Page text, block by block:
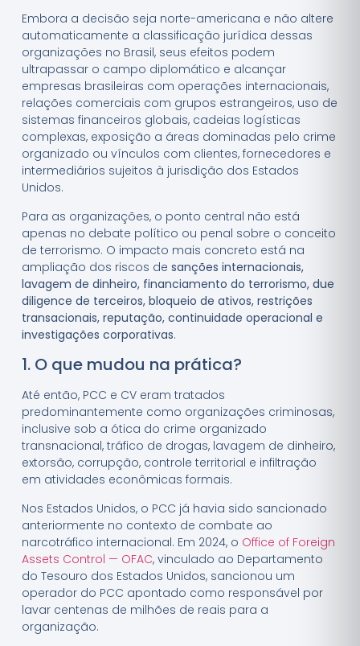
Embora a decisão seja norte-americana e não altere
automaticamente a classificação jurídica dessas
organizações no Brasil, seus efeitos podem
ultrapassar o campo diplomático e alcançar
empresas brasileiras com operações internacionais,
relações comerciais com grupos estrangeiros, uso de
sistemas financeiros globais, cadeias logísticas
complexas, exposição a áreas dominadas pelo crime
organizado ou vínculos com clientes, fornecedores e
intermediários sujeitos à jurisdição dos Estados
Unidos.
Para as organizações, o ponto central não está
apenas no debate político ou penal sobre o conceito
de terrorismo. O impacto mais concreto está na
ampliação dos riscos de sanções internacionais,
lavagem de dinheiro, financiamento do terrorismo, due
diligence de terceiros, bloqueio de ativos, restrições
transacionais, reputação, continuidade operacional e
investigações corporativas.
1. O que mudou na prática?
Até então, PCC e CV eram tratados
predominantemente como organizações criminosas,
inclusive sob a ótica do crime organizado
transnacional, tráfico de drogas, lavagem de dinheiro,
extorsão, corrupção, controle territorial e infiltração
em atividades econômicas formais.
Nos Estados Unidos, o PCC já havia sido sancionado
anteriormente no contexto de combate ao
narcotráfico internacional. Em 2024, o Office of Foreign
Assets Control — OFAC, vinculado ao Departamento
do Tesouro dos Estados Unidos, sancionou um
operador do PCC apontado como responsável por
lavar centenas de milhões de reais para a
organização.